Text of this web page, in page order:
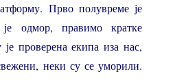
Прво полувреме је
одмор, правимо кратке
је проверена екипа иза нас,
неки су се уморили.